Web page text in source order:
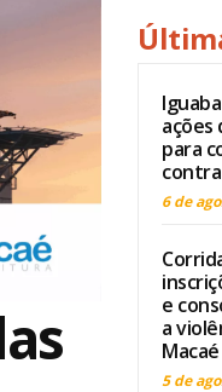
ações
para
6 de
e
a
Macaé
5 de